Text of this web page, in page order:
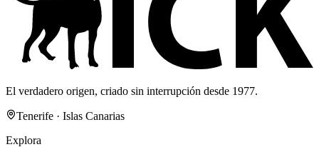
El verdadero origen, criado sin interrupción desde 1977.
Tenerife · Islas Canarias
Explora